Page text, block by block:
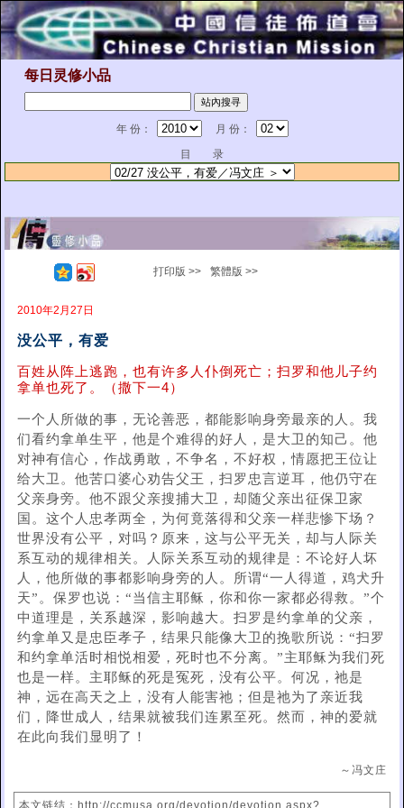
每日灵修小品
年 份：
月 份：
目 录
打印版 >> 繁體版 >>
2010年2月27日
没公平，有爱
百姓从阵上逃跑，也有许多人仆倒死亡；扫罗和他儿子约
拿单也死了。（撒下一4）
一个人所做的事，无论善恶，都能影响身旁最亲的人。我
们看约拿单生平，他是个难得的好人，是大卫的知己。他
对神有信心，作战勇敢，不争名，不好权，情愿把王位让
给大卫。他苦口婆心劝告父王，扫罗忠言逆耳，他仍守在
父亲身旁。他不跟父亲搜捕大卫，却随父亲出征保卫家
国。这个人忠孝两全，为何竟落得和父亲一样悲惨下场？
世界没有公平，对吗？原来，这与公平无关，却与人际关
系互动的规律相关。人际关系互动的规律是：不论好人坏
人，他所做的事都影响身旁的人。所谓“一人得道，鸡犬升
天”。保罗也说：“当信主耶稣，你和你一家都必得救。”个
中道理是，关系越深，影响越大。扫罗是约拿单的父亲，
约拿单又是忠臣孝子，结果只能像大卫的挽歌所说：“扫罗
和约拿单活时相悦相爱，死时也不分离。”主耶稣为我们死
也是一样。主耶稣的死是冤死，没有公平。何况，祂是
神，远在高天之上，没有人能害祂；但是祂为了亲近我
们，降世成人，结果就被我们连累至死。然而，神的爱就
在此向我们显明了！
～冯文庄
本文链结：http://ccmusa.org/devotion/devotion.aspx?